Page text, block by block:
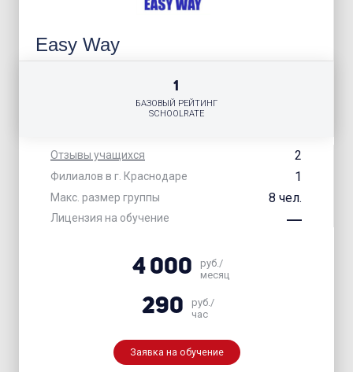
Easy Way
Отзывы учащихся 2
Филиалов в г. Краснодаре 1
Макс. размер группы 8 чел.
Лицензия на обучение
1
БАЗОВЫЙ РЕЙТИНГ
SCHOOLRATE
4 000
руб./
месяц
290
руб./
час
Заявка на обучение